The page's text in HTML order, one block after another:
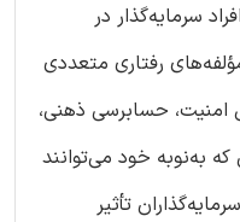
سرمایه‌گذار در
رفتاری متعددی
امنیت، حسابرسی ذهنی،
به‌نوبه خود می‌توانند
تأثیر